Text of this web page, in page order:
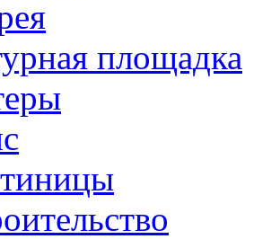
площадка